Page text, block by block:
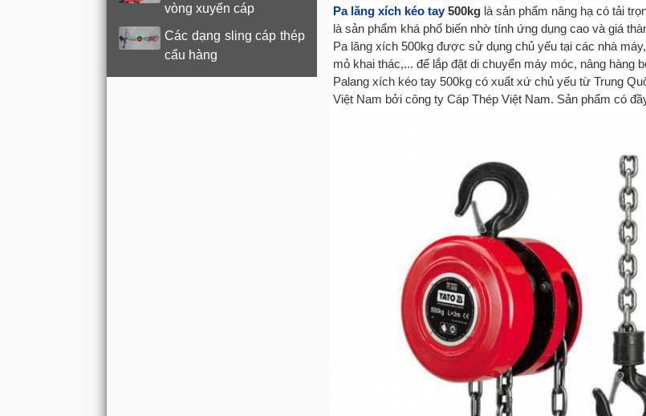
Pa lăng xích kéo tay500kg là sản phẩm nâng hạ có tải
là sản phẩm khá phổ biến nhờ tính ứng dụng cao và giá
Pa lăng xích 500kg được sử dụng chủ yếu tại các nhà
mỏ khai thác,... để lắp đặt di chuyển máy móc, nâng hàng
Palang xích kéo tay 500kg có xuất xứ chủ yếu từ Trung
Việt Nam bởi công ty Cáp Thép Việt Nam. Sản phẩm có
vòng xuyến cáp
Các dạng sling cáp thép
cẩu hàng